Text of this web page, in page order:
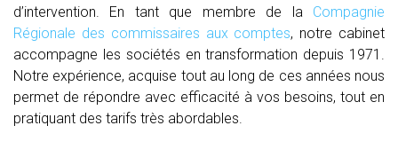
d’intervention. En tant que membre de la Compagnie
Régionale des commissaires aux comptes, notre cabinet
accompagne les sociétés en transformation depuis 1971.
Notre expérience, acquise tout au long de ces années nous
permet de répondre avec efficacité à vos besoins, tout en
pratiquant des tarifs très abordables.